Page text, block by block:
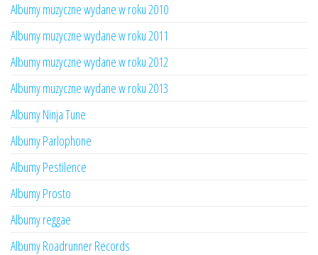
Albumy muzyczne wydane w roku 2010
Albumy muzyczne wydane w roku 2011
Albumy muzyczne wydane w roku 2012
Albumy muzyczne wydane w roku 2013
Albumy Ninja Tune
Albumy Parlophone
Albumy Pestilence
Albumy Prosto
Albumy reggae
Albumy Roadrunner Records